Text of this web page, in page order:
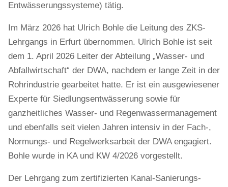
Entwässerungssysteme) tätig.
Im März 2026 hat Ulrich Bohle die Leitung des ZKS-
Lehrgangs in Erfurt übernommen. Ulrich Bohle ist seit
dem 1. April 2026 Leiter der Abteilung „Wasser- und
Abfallwirtschaft“ der DWA, nachdem er lange Zeit in der
Rohrindustrie gearbeitet hatte. Er ist ein ausgewiesener
Experte für Siedlungsentwässerung sowie für
ganzheitliches Wasser- und Regenwassermanagement
und ebenfalls seit vielen Jahren intensiv in der Fach-,
Normungs- und Regelwerksarbeit der DWA engagiert.
Bohle wurde in KA und KW 4/2026 vorgestellt.
Der Lehrgang zum zertifizierten Kanal-Sanierungs-